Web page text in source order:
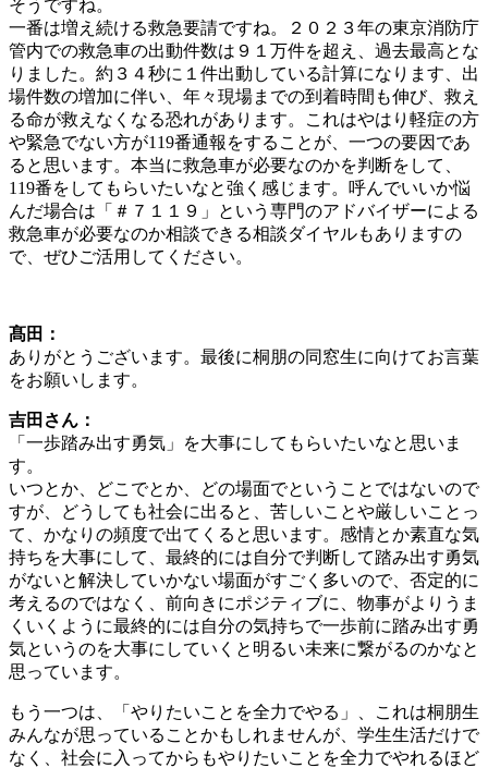
そうですね。
一番は増え続ける救急要請ですね。２０２３年の東京消防庁
管内での救急車の出動件数は９１万件を超え、過去最高とな
りました。約３４秒に１件出動している計算になります、出
場件数の増加に伴い、年々現場までの到着時間も伸び、救え
る命が救えなくなる恐れがあります。これはやはり軽症の方
や緊急でない方が119番通報をすることが、一つの要因であ
ると思います。本当に救急車が必要なのかを判断をして、
119番をしてもらいたいなと強く感じます。呼んでいいか悩
んだ場合は「＃７１１９」という専門のアドバイザーによる
救急車が必要なのか相談できる相談ダイヤルもありますの
で、ぜひご活用してください。
髙田：
ありがとうございます。最後に桐朋の同窓生に向けてお言葉
をお願いします。
吉田さん：
「一歩踏み出す勇気」を大事にしてもらいたいなと思いま
す。
いつとか、どこでとか、どの場面でということではないので
すが、どうしても社会に出ると、苦しいことや厳しいことっ
て、かなりの頻度で出てくると思います。感情とか素直な気
持ちを大事にして、最終的には自分で判断して踏み出す勇気
がないと解決していかない場面がすごく多いので、否定的に
考えるのではなく、前向きにポジティブに、物事がよりうま
くいくように最終的には自分の気持ちで一歩前に踏み出す勇
気というのを大事にしていくと明るい未来に繋がるのかなと
思っています。
もう一つは、「やりたいことを全力でやる」、これは桐朋生
みんなが思っていることかもしれませんが、学生生活だけで
なく、社会に入ってからもやりたいことを全力でやれるほど